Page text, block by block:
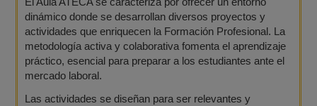
dinámico donde se desarrollan diversos proyectos y
actividades que enriquecen la Formación Profesional. La
metodología activa y colaborativa fomenta el aprendizaje
práctico, esencial para preparar a los estudiantes ante el
mercado laboral.
Las actividades se diseñan para ser relevantes y